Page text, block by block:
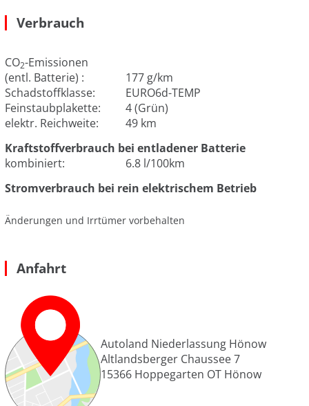
Verbrauch
CO2-Emissionen
(entl. Batterie) :
177 g/km
Schadstoffklasse:
EURO6d-TEMP
Feinstaubplakette:
4 (Grün)
elektr. Reichweite:
49 km
Kraftstoffverbrauch bei entladener Batterie
kombiniert:
6.8 l/100km
Stromverbrauch bei rein elektrischem Betrieb
Änderungen und Irrtümer vorbehalten
Anfahrt
Autoland Niederlassung Hönow
Altlandsberger Chaussee 7
15366 Hoppegarten OT Hönow